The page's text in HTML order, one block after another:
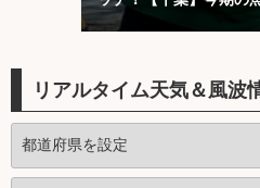
ない？
リアルタイム天気＆風波